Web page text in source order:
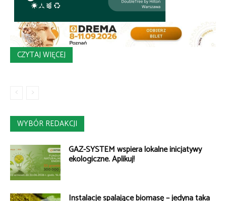
CZYTAJ WIĘCEJ
WYBÓR REDAKCJI
GAZ-SYSTEM wspiera lokalne inicjatywy
ekologiczne. Aplikuj!